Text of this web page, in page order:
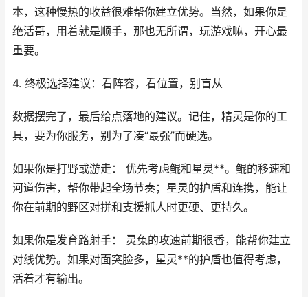
本，这种慢热的收益很难帮你建立优势。当然，如果你是
绝活哥，用着就是顺手，那也无所谓，玩游戏嘛，开心最
重要。
4. 终极选择建议：看阵容，看位置，别盲从
数据摆完了，最后给点落地的建议。记住，精灵是你的工
具，要为你服务，别为了凑“最强”而硬选。
如果你是打野或游走： 优先考虑鲲和星灵**。鲲的移速和
河道伤害，帮你带起全场节奏；星灵的护盾和连携，能让
你在前期的野区对拼和支援抓人时更硬、更持久。
如果你是发育路射手： 灵兔的攻速前期很香，能帮你建立
对线优势。如果对面突脸多，星灵**的护盾也值得考虑，
活着才有输出。